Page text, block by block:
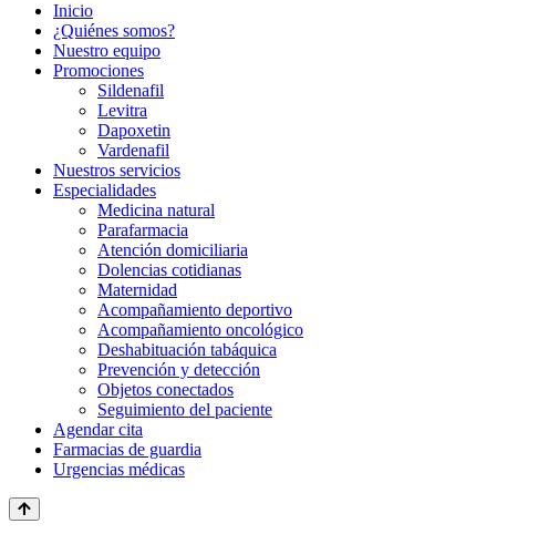
Inicio
¿Quiénes somos?
Nuestro equipo
Promociones
Sildenafil
Levitra
Dapoxetin
Vardenafil
Nuestros servicios
Especialidades
Medicina natural
Parafarmacia
Atención domiciliaria
Dolencias cotidianas
Maternidad
Acompañamiento deportivo
Acompañamiento oncológico
Deshabituación tabáquica
Prevención y detección
Objetos conectados
Seguimiento del paciente
Agendar cita
Farmacias de guardia
Urgencias médicas